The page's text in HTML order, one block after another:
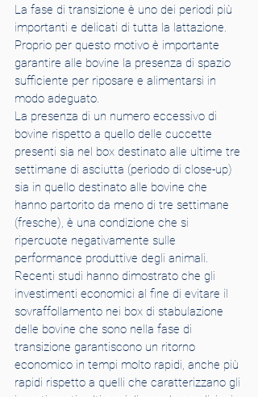
La fase di transizione è uno dei periodi più
importanti e delicati di tutta la lattazione.
Proprio per questo motivo è importante
garantire alle bovine la presenza di spazio
sufficiente per riposare e alimentarsi in
modo adeguato.
La presenza di un numero eccessivo di
bovine rispetto a quello delle cuccette
presenti sia nel box destinato alle ultime tre
settimane di asciutta (periodo di close-up)
sia in quello destinato alle bovine che
hanno partorito da meno di tre settimane
(fresche), è una condizione che si
ripercuote negativamente sulle
performance produttive degli animali.
Recenti studi hanno dimostrato che gli
investimenti economici al fine di evitare il
sovraffollamento nei box di stabulazione
delle bovine che sono nella fase di
transizione garantiscono un ritorno
economico in tempi molto rapidi, anche più
rapidi rispetto a quelli che caratterizzano gli